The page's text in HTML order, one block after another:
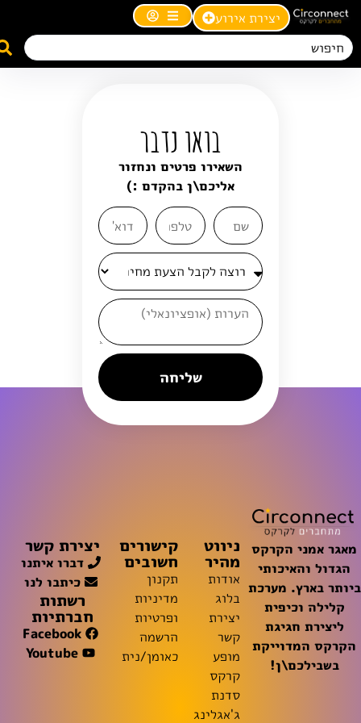
יצירת אירוע
בואו נדבר
השאירו פרטים ונחזור
אליכם\ן בהקדם :)
שליחה
מאגר אמני הקרקס
הגדול והאיכותי
ביותר בארץ. מערכת
קלילה וכיפית
ליצירת חגיגת
הקרקס המדוייקת
בשבילכם\ן!
ניווט
מהיר
אודות
בלוג
יצירת
קשר
מופע
קרקס
סדנת
ג'אגלינג
קישורים
חשובים
תקנון
מדיניות
ופרטיות
הרשמה
כאומן/נית
יצירת קשר
דברו איתנו
כיתבו לנו
רשתות
חברתיות
Facebook
Youtube